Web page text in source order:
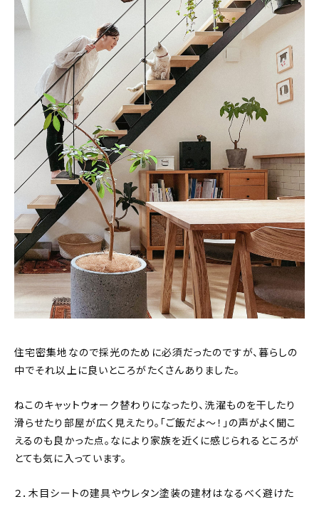
住宅密集地なので採光のために必須だったのですが、暮らしの
中でそれ以上に良いところがたくさんありました。
ねこのキャットウォーク替わりになったり、洗濯ものを干したり
滑らせたり部屋が広く見えたり。「ご飯だよ～！」の声がよく聞こ
えるのも良かった点。なにより家族を近くに感じられるところが
とても気に入っています。
２．木目シートの建具やウレタン塗装の建材はなるべく避けた